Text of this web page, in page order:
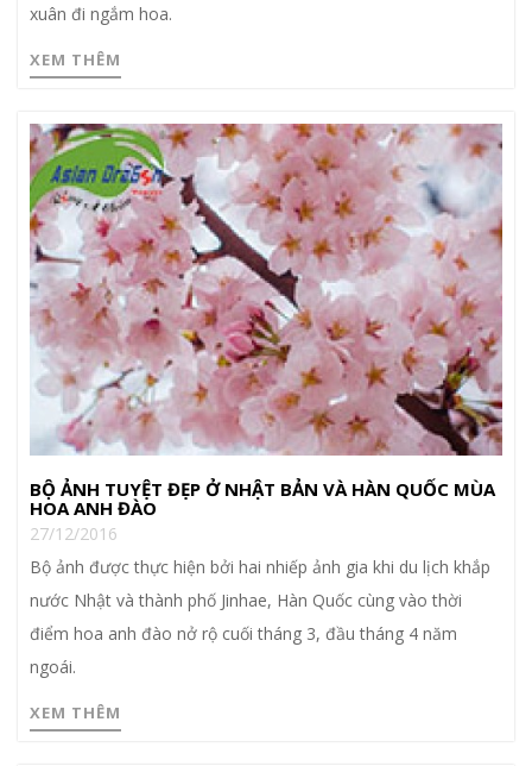
xuân đi ngắm hoa.
XEM THÊM
BỘ ẢNH TUYỆT ĐẸP Ở NHẬT BẢN VÀ HÀN QUỐC MÙA
HOA ANH ĐÀO
27/12/2016
Bộ ảnh được thực hiện bởi hai nhiếp ảnh gia khi du lịch khắp
nước Nhật và thành phố Jinhae, Hàn Quốc cùng vào thời
điểm hoa anh đào nở rộ cuối tháng 3, đầu tháng 4 năm
ngoái.
XEM THÊM